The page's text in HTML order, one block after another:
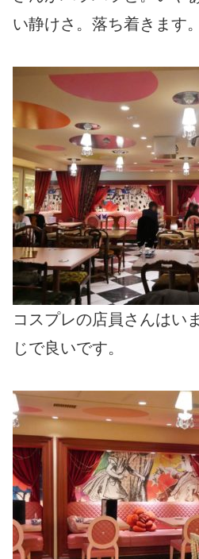
い静けさ。落ち着きます。
コスプレの店員さんはい
じで良いです。